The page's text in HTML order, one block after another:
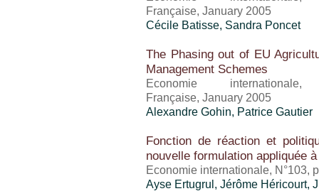
Française, January 2005
Cécile Batisse, Sandra Poncet
The Phasing out of EU
Management Schemes
Economie
Française, January 2005
Alexandre Gohin, Patrice Gautier
Fonction de réaction et
nouvelle formulation appliquée
Economie internationale, N°103,
Ayse Ertugrul, Jérôme Héricourt,